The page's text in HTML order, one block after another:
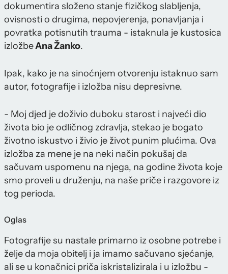
dokumentira složeno stanje fizičkog slabljenja,
ovisnosti o drugima, nepovjerenja, ponavljanja i
povratka potisnutih trauma - istaknula je kustosica
izložbeAna Žanko.
Ipak, kako je na sinoćnjem otvorenju istaknuo sam
autor, fotografije i izložba nisu depresivne.
- Moj djed je doživio duboku starost i najveći dio
života bio je odličnog zdravlja, stekao je bogato
životno iskustvo i živio je život punim plućima. Ova
izložba za mene je na neki način pokušaj da
sačuvam uspomenu na njega, na godine života koje
smo proveli u druženju, na naše priče i razgovore iz
tog perioda.
Oglas
Fotografije su nastale primarno iz osobne potrebe i
želje da moja obitelj i ja imamo sačuvano sjećanje,
ali se u konačnici priča iskristalizirala i u izložbu -